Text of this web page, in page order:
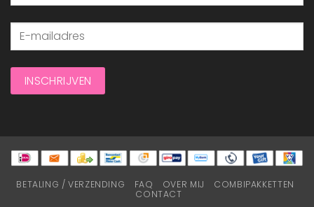
BETALING / VERZENDING FAQ OVER MIJ
COMBIPAKKETTEN
CONTACT